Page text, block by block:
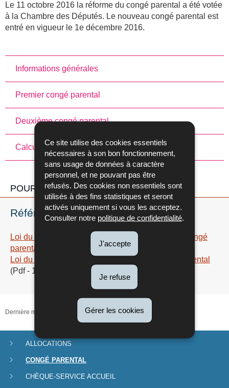
Ce site utilise des cookies essentiels
nécessaires à son bon fonctionnement,
sans usage de données à caractère
personnel, et ne pouvant pas être
refusés. Des cookies non essentiels sont
utilisés à des fins statistiques et seront
activés uniquement si vous les acceptez.
Consulter notre politique de confidentialité.
J'accepte
Je refuse
Gérer les cookies
Le 11 octobre 2016 la réforme du congé parental a été votée
à la Chambre des Députés. Le nouveau congé parental est
entré en vigueur le 1e décembre 2016.
Informations générales
Premier congé parental
Deuxième congé parental
Calculateur "Revenu congé parental"
POUR EN SAVOIR PLUS
Références légales
Loi du 3 novembre 2016 concernant le nouveau congé
parental
Loi du 23 décembre 2022 concernant le congé parental
(Pdf - 101 Ko)
Dernière mise à jour 03/05/2023
Menu
de
ALLOCATIONS
CONGÉ PARENTAL
CHÈQUE-SERVICE ACCUEIL